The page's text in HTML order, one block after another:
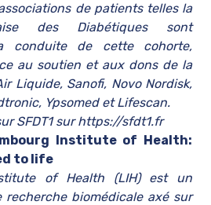
de patients telles la
des Diabétiques sont
conduite de cette cohorte,
au soutien et aux dons de la
Liquide, Sanofi, Novo Nordisk,
Ypsomed et Lifescan.
SFDT1 surhttps://sfdt1.fr
Institute of Health:
to life
of Health (LIH) est un
recherche biomédicale axé sur